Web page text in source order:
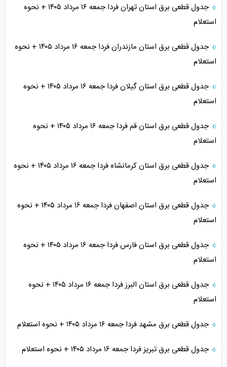
جدول قطعی برق استان تهران فردا جمعه ۱۶ مرداد ۱۴۰۵ + نحوه
استعلام
جدول قطعی برق استان مازندران فردا جمعه ۱۶ مرداد ۱۴۰۵ + نحوه
استعلام
جدول قطعی برق استان گیلان فردا جمعه ۱۶ مرداد ۱۴۰۵ + نحوه
استعلام
جدول قطعی برق استان قم فردا جمعه ۱۶ مرداد ۱۴۰۵ + نحوه
استعلام
جدول قطعی برق استان کرمانشاه فردا جمعه ۱۶ مرداد ۱۴۰۵ + نحوه
استعلام
جدول قطعی برق استان اصفهان فردا جمعه ۱۶ مرداد ۱۴۰۵ + نحوه
استعلام
جدول قطعی برق استان فارس فردا جمعه ۱۶ مرداد ۱۴۰۵ + نحوه
استعلام
جدول قطعی برق استان البرز فردا جمعه ۱۶ مرداد ۱۴۰۵ + نحوه
استعلام
جدول قطعی برق مشهد فردا جمعه ۱۶ مرداد ۱۴۰۵ + نحوه استعلام
جدول قطعی برق تبریز فردا جمعه ۱۶ مرداد ۱۴۰۵ + نحوه استعلام